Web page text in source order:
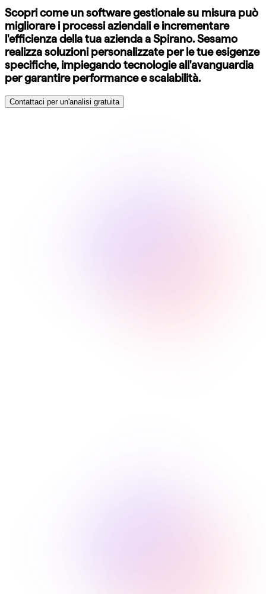
Scopri come un software gestionale su misura può
migliorare i processi aziendali e incrementare
l'efficienza della tua azienda a Spirano. Sesamo
realizza soluzioni personalizzate per le tue esigenze
specifiche, impiegando tecnologie all'avanguardia
per garantire performance e scalabilità.
Contattaci per un'analisi gratuita